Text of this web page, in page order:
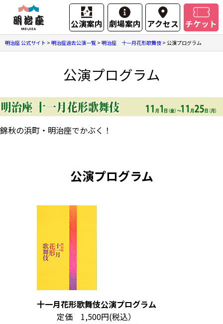
公演案内 劇場案内 アクセス チケット
明治座 公式サイト > 明治座過去公演一覧 > 明治座 十一月花形歌舞伎 > 公演プログラム
公演プログラム
錦秋の浜町・明治座でかぶく！
公演プログラム
十一月花形歌舞伎公演プログラム
定価 1,500円(税込）